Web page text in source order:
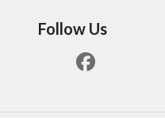
Follow Us